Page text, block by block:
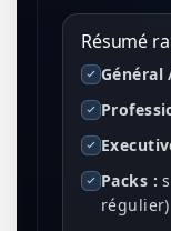
Résumé
Général
Packs :
régulier)